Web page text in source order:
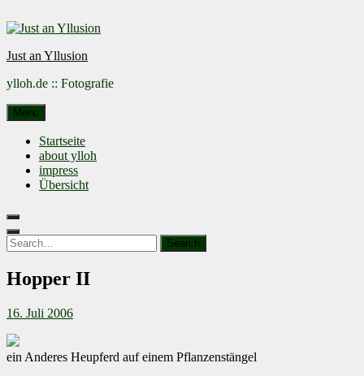
to
Just an Yllusion
ylloh.de :: Fotografie
Menu
Startseite
about ylloh
impress
Übersicht
Search
for:
Search
Hopper II
16. Juli 2006
ein Anderes Heupferd auf einem Pflanzenstängel